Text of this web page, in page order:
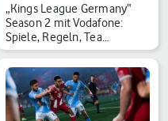
„Kings League Germany“
Season 2 mit Vodafone:
Spiele, Regeln, Tea…